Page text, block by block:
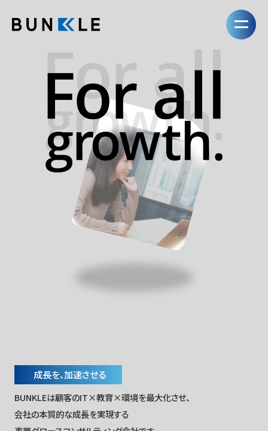
成長を、加速させる
BUNKLEは顧客のIT×教育×環境を最大化させ、
会社の本質的な成長を実現する